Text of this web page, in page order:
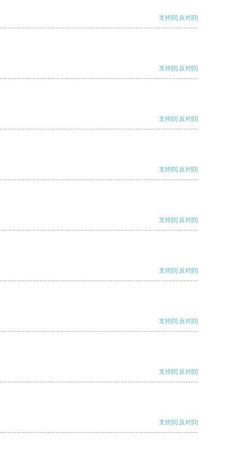
支持[0] 反对[0]
支持[0] 反对[0]
支持[0] 反对[0]
支持[0] 反对[0]
支持[0] 反对[0]
支持[0] 反对[0]
支持[0] 反对[0]
支持[0] 反对[0]
支持[0] 反对[0]